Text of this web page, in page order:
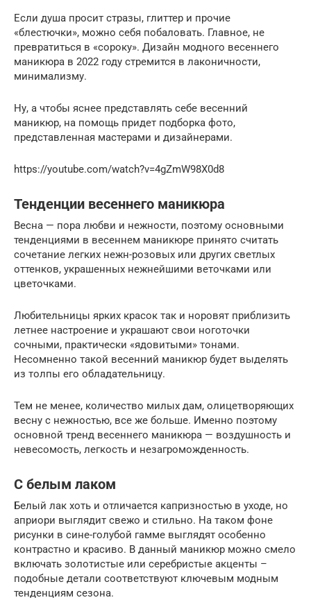
Если душа просит стразы, глиттер и прочие
«блестючки», можно себя побаловать. Главное, не
превратиться в «сороку». Дизайн модного весеннего
маникюра в 2022 году стремится в лаконичности,
минимализму.
Ну, а чтобы яснее представлять себе весенний
маникюр, на помощь придет подборка фото,
представленная мастерами и дизайнерами.
https://youtube.com/watch?v=4gZmW98X0d8
Тенденции весеннего маникюра
Весна — пора любви и нежности, поэтому основными
тенденциями в весеннем маникюре принято считать
сочетание легких нежн-розовых или других светлых
оттенков, украшенных нежнейшими веточками или
цветочками.
Любительницы ярких красок так и норовят приблизить
летнее настроение и украшают свои ноготочки
сочными, практически «ядовитыми» тонами.
Несомненно такой весенний маникюр будет выделять
из толпы его обладательницу.
Тем не менее, количество милых дам, олицетворяющих
весну с нежностью, все же больше. Именно поэтому
основной тренд весеннего маникюра — воздушность и
невесомость, легкость и незагроможденность.
С белым лаком
Белый лак хоть и отличается капризностью в уходе, но
априори выглядит свежо и стильно. На таком фоне
рисунки в сине-голубой гамме выглядят особенно
контрастно и красиво. В данный маникюр можно смело
включать золотистые или серебристые акценты –
подобные детали соответствуют ключевым модным
тенденциям сезона.